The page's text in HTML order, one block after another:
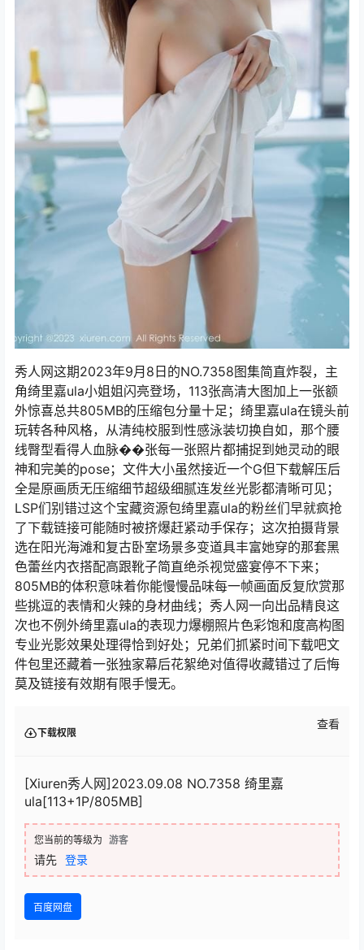
秀人网这期2023年9月8日的NO.7358图集简直炸裂，主
角绮里嘉ula小姐姐闪亮登场，113张高清大图加上一张额
外惊喜总共805MB的压缩包分量十足；绮里嘉ula在镜头前
玩转各种风格，从清纯校服到性感泳装切换自如，那个腰
线臀型看得人血脉��张每一张照片都捕捉到她灵动的眼
神和完美的pose；文件大小虽然接近一个G但下载解压后
全是原画质无压缩细节超级细腻连发丝光影都清晰可见；
LSP们别错过这个宝藏资源包绮里嘉ula的粉丝们早就疯抢
了下载链接可能随时被挤爆赶紧动手保存；这次拍摄背景
选在阳光海滩和复古卧室场景多变道具丰富她穿的那套黑
色蕾丝内衣搭配高跟靴子简直绝杀视觉盛宴停不下来；
805MB的体积意味着你能慢慢品味每一帧画面反复欣赏那
些挑逗的表情和火辣的身材曲线；秀人网一向出品精良这
次也不例外绮里嘉ula的表现力爆棚照片色彩饱和度高构图
专业光影效果处理得恰到好处；兄弟们抓紧时间下载吧文
件包里还藏着一张独家幕后花絮绝对值得收藏错过了后悔
莫及链接有效期有限手慢无。
下载权限
查看
[Xiuren秀人网]2023.09.08 NO.7358 绮里嘉
ula[113+1P/805MB]
您当前的等级为 游客
请先 登录
百度网盘